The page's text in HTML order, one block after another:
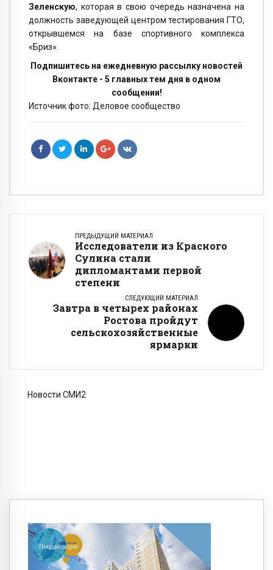
Зеленскую, которая в свою очередь назначена на
должность заведующей центром тестирования ГТО,
открывшемся на базе спортивного комплекса
«Бриз».
Подпишитесь на ежедневную рассылку новостей
Вконтакте - 5 главных тем дня в одном
сообщении!
Источник фото: Деловое сообщество
ПРЕДЫДУЩИЙ МАТЕРИАЛ
Исследователи из Красного
Сулина стали
дипломантами первой
степени
СЛЕДУЮЩИЙ МАТЕРИАЛ
Завтра в четырех районах
Ростова пройдут
сельскохозяйственные
ярмарки
Новости СМИ2